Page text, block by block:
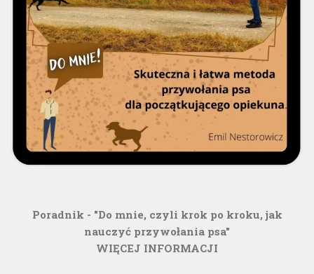
Poradnik - "Do mnie, czyli krok po kroku, jak
nauczyć przywołania psa"
WIĘCEJ INFORMACJI